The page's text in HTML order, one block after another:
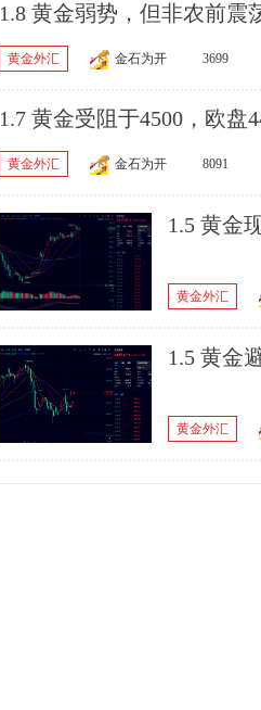
1.8 黄金弱势，但非农前震
黄金外汇 金石为开 3699
1.7 黄金受阻于4500，欧盘
黄金外汇 金石为开 8091
1.5 黄金
黄金外汇
1.5 黄金
黄金外汇